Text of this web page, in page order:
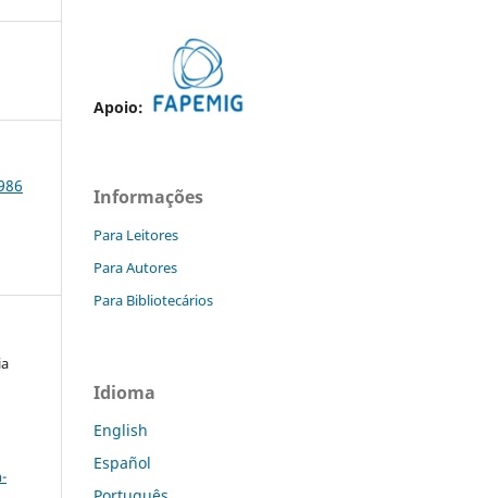
Apoio:
Informações
Para Leitores
Para Autores
Para Bibliotecários
Idioma
English
Español